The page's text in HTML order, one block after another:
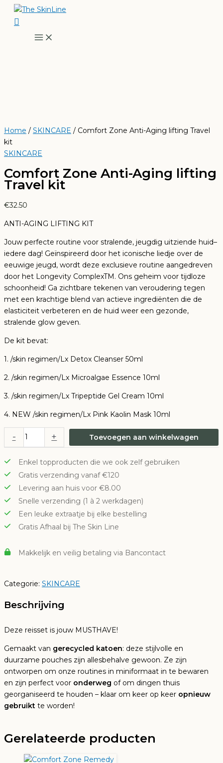
naarZoeken
Home / SKINCARE / Comfort Zone Anti-Aging lifting Travel
kit
SKINCARE
Comfort Zone Anti-Aging lifting
Travel kit
€32.50
ANTI-AGING LIFTING KIT
Jouw perfecte routine voor stralende, jeugdig uitziende huid–
iedere dag! Geïnspireerd door het iconische liedje over de
eeuwige jeugd, wordt deze exclusieve routine aangedreven
door het Longevity ComplexTM. Ons geheim voor tijdloze
schoonheid! Ga zichtbare tekenen van veroudering tegen
met een krachtige blend van actieve ingrediënten die de
elasticiteit verbeteren en de huid weer een gezonde,
stralende glow geven.
De kit bevat:
1. /skin regimen/Lx Detox Cleanser 50ml
2. /skin regimen/Lx Microalgae Essence 10ml
3. /skin regimen/Lx Tripeptide Gel Cream 10ml
4. NEW /skin regimen/Lx Pink Kaolin Mask 10ml
-
Comfort
Zone
Aging
lifting
Travel
kit
aantal
+ Toevoegen aan winkelwagen
Enkel topproducten die we ook zelf gebruiken
Gratis verzending vanaf €120
Levering aan huis voor €8.00
Snelle verzending (1 à 2 werkdagen)
Een leuke extraatje bij elke bestelling
Gratis Afhaal bij The Skin Line
Makkelijk en veilig betaling via Bancontact
Categorie: SKINCARE
Beschrijving
Deze reisset is jouw MUSTHAVE!
Gemaakt van gerecycled katoen: deze stijlvolle en
duurzame pouches zijn allesbehalve gewoon. Ze zijn
ontworpen om onze routines in miniformaat in te bewaren
en zijn perfect voor onderweg of om dingen thuis
georganiseerd te houden – klaar om keer op keer opnieuw
gebruikt te worden!
Gerelateerde producten